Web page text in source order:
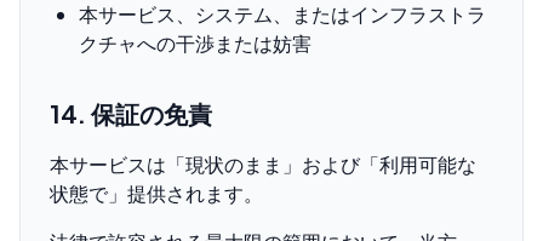
本サービス、システム、またはインフラストラ
クチャへの干渉または妨害
14. 保証の免責
本サービスは「現状のまま」および「利用可能な
状態で」提供されます。